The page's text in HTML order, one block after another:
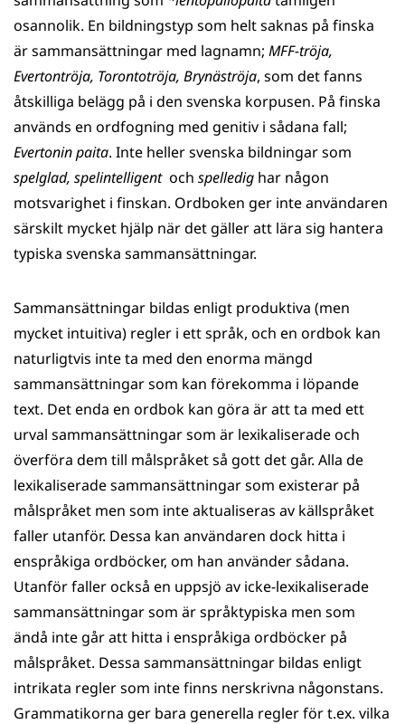
osannolik. En bildningstyp som helt saknas på finska
är sammansättningar med lagnamn; MFF-tröja,
Evertontröja, Torontotröja, Brynäströja, som det fanns
åtskilliga belägg på i den svenska korpusen. På finska
används en ordfogning med genitiv i sådana fall;
Evertonin paita. Inte heller svenska bildningar som
spelglad, spelintelligent och spelledig har någon
motsvarighet i finskan. Ordboken ger inte användaren
särskilt mycket hjälp när det gäller att lära sig hantera
typiska svenska sammansättningar.
Sammansättningar bildas enligt produktiva (men
mycket intuitiva) regler i ett språk, och en ordbok kan
naturligtvis inte ta med den enorma mängd
sammansättningar som kan förekomma i löpande
text. Det enda en ordbok kan göra är att ta med ett
urval sammansättningar som är lexikaliserade och
överföra dem till målspråket så gott det går. Alla de
lexikaliserade sammansättningar som existerar på
målspråket men som inte aktualiseras av källspråket
faller utanför. Dessa kan användaren dock hitta i
enspråkiga ordböcker, om han använder sådana.
Utanför faller också en uppsjö av icke-lexikaliserade
sammansättningar som är språktypiska men som
ändå inte går att hitta i enspråkiga ordböcker på
målspråket. Dessa sammansättningar bildas enligt
intrikata regler som inte finns nerskrivna någonstans.
Grammatikorna ger bara generella regler för t.ex. vilka